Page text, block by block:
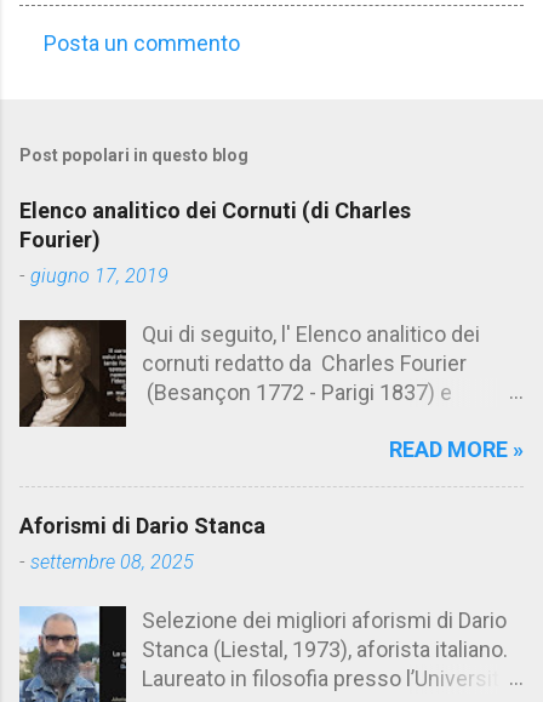
m
e
n
t
Posta un commento
Post popolari in questo blog
Elenco analitico dei Cornuti (di Charles
Fourier)
- giugno 17, 2019
Qui di seguito, l' Elenco analitico dei
cornuti redatto da Charles Fourier
(Besançon 1772 - Parigi 1837) e
Aforismario trovi anche una raccolta di
cornuto pretenzioso: colui che ritiene
sua moglie tanto fortunata, per averlo
ammettere l'idea del tradimento. Ciò lo
rende un marito assai comodo.
(Charles Fourier) Elenco analitico dei
READ MORE »
Aforismi di Dario Stanca
- settembre 08, 2025
Selezione dei migliori aforismi di Dario
Stanca (Liestal, 1973), aforista italiano.
Laureato in filosofia presso l’Università